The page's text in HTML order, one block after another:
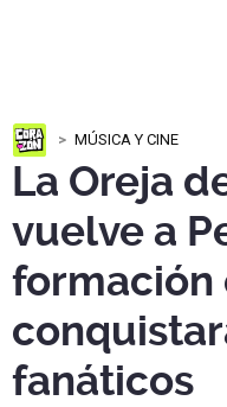
MÚSICA Y CINE
La Oreja
vuelve a
formación
fanáticos